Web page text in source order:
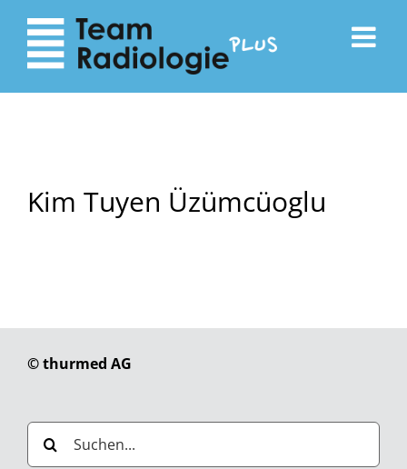
zum
Inhalt
Navigation
Kim Tuyen Üzümcüoglu
© thurmed AG
Suche
nach: